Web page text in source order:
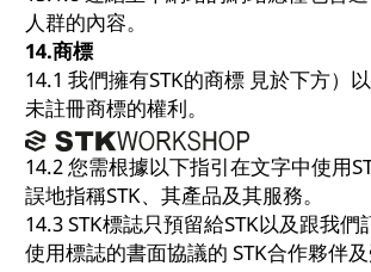
人群的內容。
14.商標
14.1 我們擁有STK的商標 見於下方）
未註冊商標的權利。
14.2 您需根據以下指引在文字中使用
誤地指稱STK、其產品及其服務。
14.3 STK標誌只預留給STK以及跟我們
使用標誌的書面協議的 STK合作夥伴